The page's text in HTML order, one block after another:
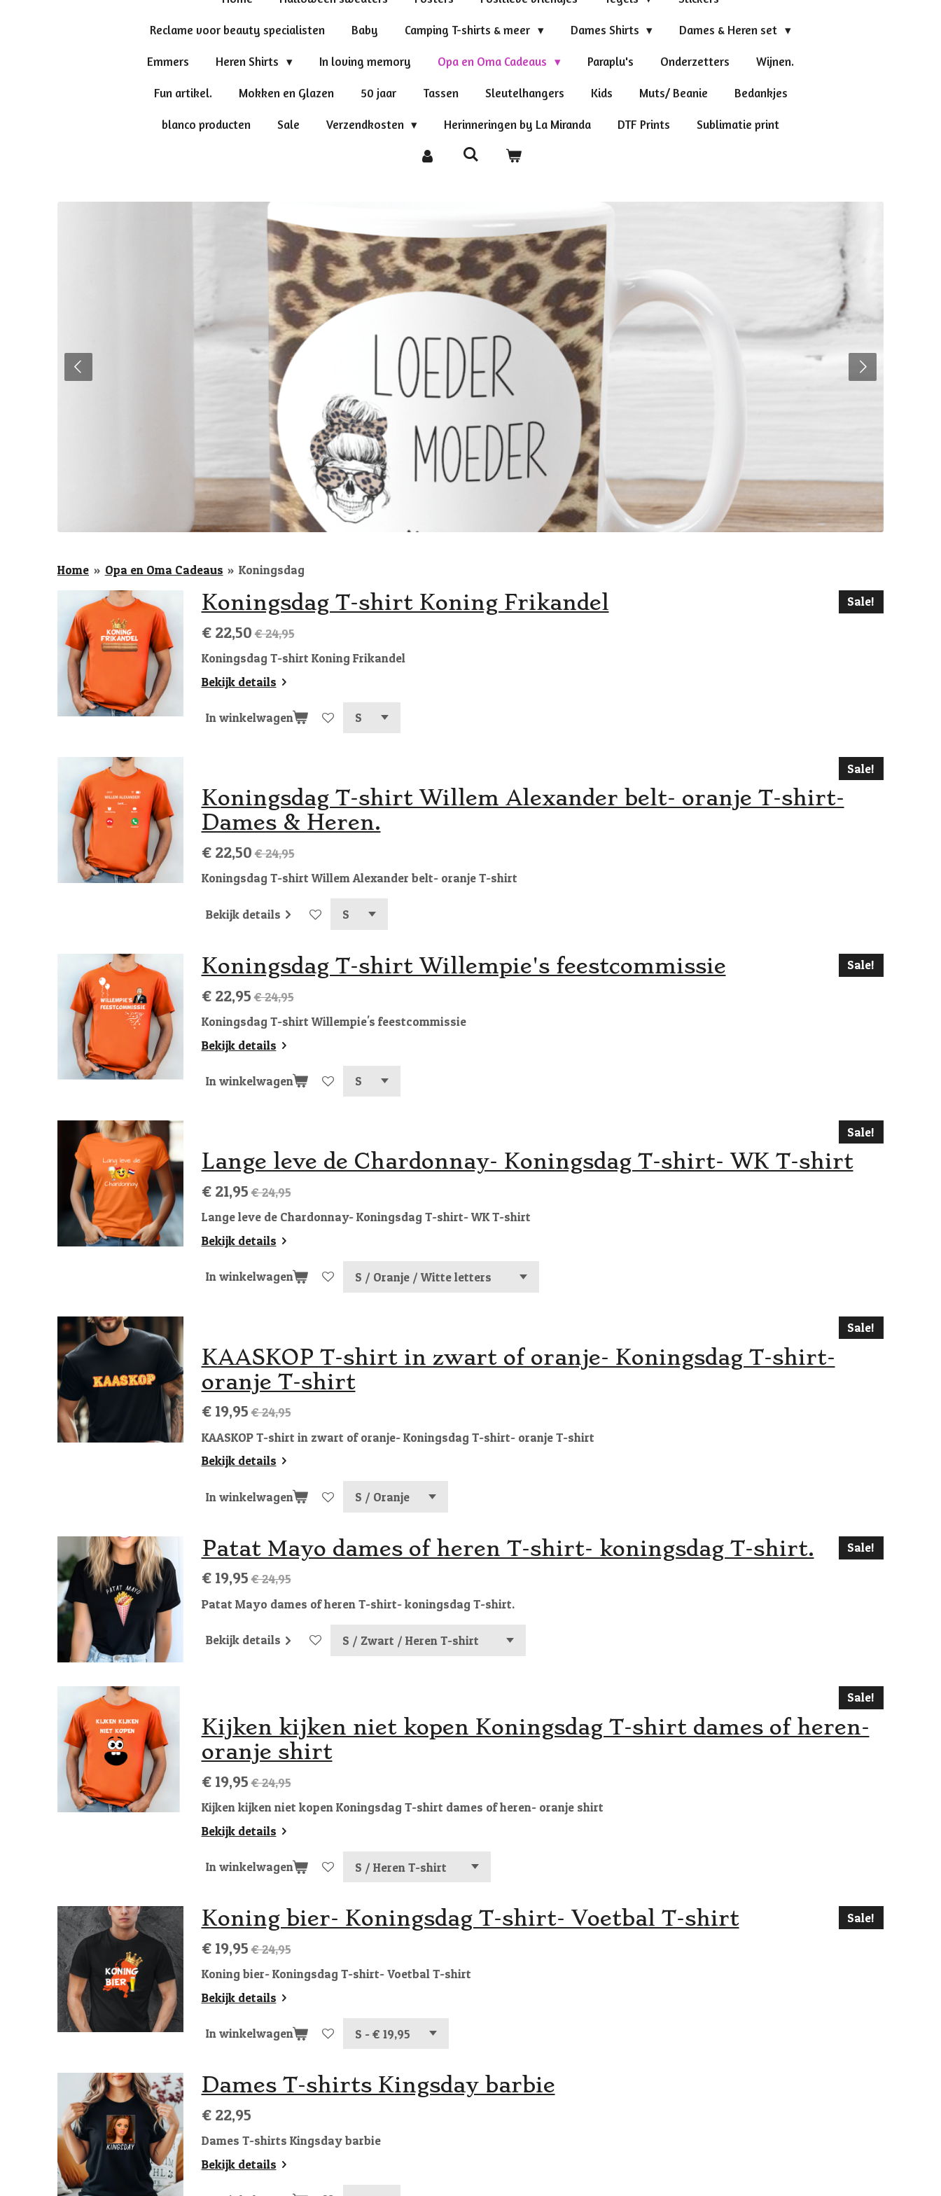
Reclame voor beauty specialisten Baby Camping T-shirts & meer Dames Shirts Dames & Heren set
Emmers Heren Shirts In loving memory Opa en Oma Cadeaus Paraplu's Onderzetters Wijnen.
Fun artikel. Mokken en Glazen 50 jaar Tassen Sleutelhangers Kids Muts/ Beanie Bedankjes
blanco producten Sale Verzendkosten Herinneringen by La Miranda DTF Prints Sublimatie print
Home » Opa en Oma Cadeaus » Koningsdag
Sale!
Koningsdag T-shirt Koning Frikandel
€ 22,50 € 24,95
Koningsdag T-shirt Koning Frikandel
Bekijk details
In winkelwagen
Sale!
Koningsdag T-shirt Willem Alexander belt- oranje T-shirt-
Dames & Heren.
€ 22,50 € 24,95
Koningsdag T-shirt Willem Alexander belt- oranje T-shirt
Bekijk details
Sale!
Koningsdag T-shirt Willempie's feestcommissie
€ 22,95 € 24,95
Koningsdag T-shirt Willempie's feestcommissie
Bekijk details
In winkelwagen
Sale!
Lange leve de Chardonnay- Koningsdag T-shirt- WK T-shirt
€ 21,95 € 24,95
Lange leve de Chardonnay- Koningsdag T-shirt- WK T-shirt
Bekijk details
In winkelwagen
Sale!
KAASKOP T-shirt in zwart of oranje- Koningsdag T-shirt-
oranje T-shirt
€ 19,95 € 24,95
KAASKOP T-shirt in zwart of oranje- Koningsdag T-shirt- oranje T-shirt
Bekijk details
In winkelwagen
Sale!
Patat Mayo dames of heren T-shirt- koningsdag T-shirt.
€ 19,95 € 24,95
Patat Mayo dames of heren T-shirt- koningsdag T-shirt.
Bekijk details
Sale!
Kijken kijken niet kopen Koningsdag T-shirt dames of heren-
oranje shirt
€ 19,95 € 24,95
Kijken kijken niet kopen Koningsdag T-shirt dames of heren- oranje shirt
Bekijk details
In winkelwagen
Sale!
Koning bier- Koningsdag T-shirt- Voetbal T-shirt
€ 19,95 € 24,95
Koning bier- Koningsdag T-shirt- Voetbal T-shirt
Bekijk details
In winkelwagen
Dames T-shirts Kingsday barbie
€ 22,95
Dames T-shirts Kingsday barbie
Bekijk details